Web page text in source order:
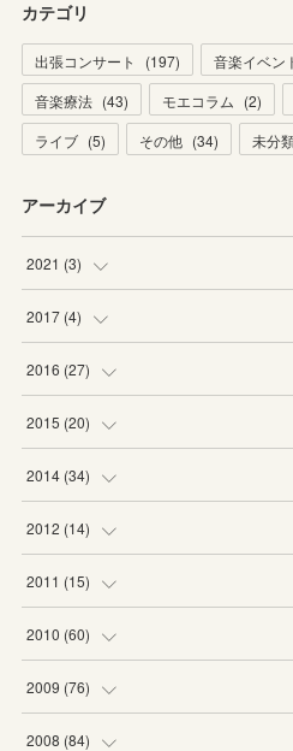
カテゴリ
出張コンサート (197) 音楽イベン
音楽療法 (43) モエコラム (2)
ライブ (5) その他 (34) 未分
アーカイブ
2021 (3)
( )
(2
2017 (4)
(2
(2
2016 (27)
(6
(6
(2
(1
2015 (20)
(5
(2
(1
(1
2014 (34)
(4
(6
(2
(1
2012 (14)
(1
(2
(5
(6
2011 (15)
(3
(3
(1
2010 (60)
(2
(2
2009 (76)
(2
2008 (84)